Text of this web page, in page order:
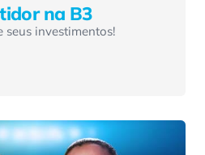
na B3
seus investimentos!